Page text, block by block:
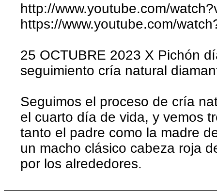
http://www.youtube.com/
https://www.youtube.com/
25 OCTUBRE 2023 X Pichón
seguimiento cría natural
Seguimos el proceso de cría
el cuarto día de vida, y vemos
tanto el padre como la madre
un macho clásico cabeza roja
por los alrededores.